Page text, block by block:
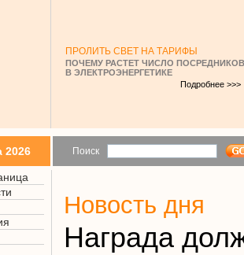
ПРОЛИТЬ СВЕТ НА ТАРИФЫ
ПОЧЕМУ РАСТЕТ ЧИСЛО ПОСРЕДНИКОВ
В ЭЛЕКТРОЭНЕРГЕТИКЕ
Подробнее >>>
2026 Поиск
Новость дня
Награда